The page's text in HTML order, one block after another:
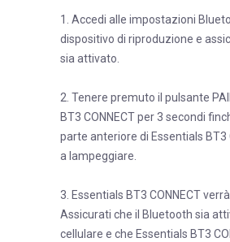
1. Accedi alle impostazioni
dispositivo di riproduzione e
sia attivato.
2. Tenere premuto il pulsante
BT3 CONNECT per 3 secondi
parte anteriore di Essentials BT3
a lampeggiare.
3. Essentials BT3 CONNECT
Assicurati che il Bluetooth sia
cellulare e che Essentials BT3